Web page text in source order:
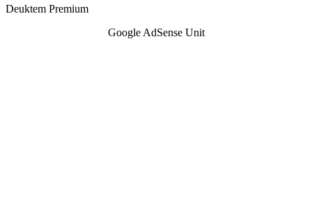
Deuktem Premium
Google AdSense Unit